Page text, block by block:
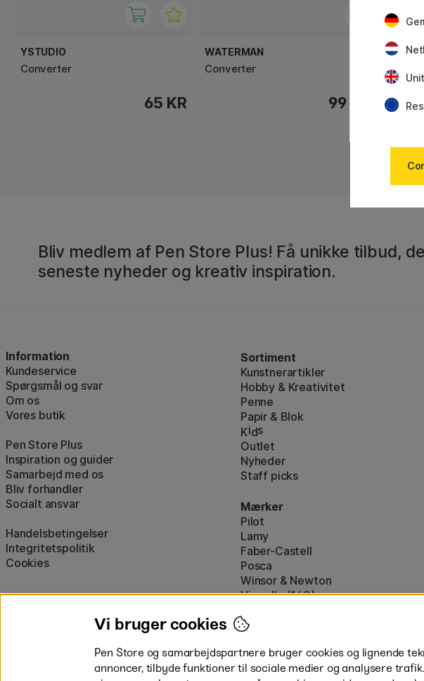
YSTUDIO
Converter
65 KR
WATERMAN
Converter
99 KR
Bliv medlem af Pen Store Plus! Få unikke tilbud, de
seneste nyheder og kreativ inspiration.
Information
Kundeservice
Spørgsmål og svar
Om os
Vores butik
Pen Store Plus
Inspiration og guider
Samarbejd med os
Bliv forhandler
Socialt ansvar
Handelsbetingelser
Integritetspolitik
Cookies
Sortiment
Kunstnerartikler
Hobby & Kreativitet
Penne
Papir & Blok
Kids
Outlet
Nyheder
Staff picks
Mærker
Pilot
Lamy
Faber-Castell
Posca
Winsor & Newton
Visa alle (160)
Vi bruger cookies
Pen Store og samarbejdspartnere bruger cookies og lignende
annoncer, tilbyde funktioner til sociale medier og analysere